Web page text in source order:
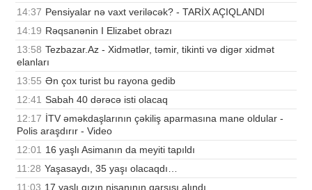
14:37 Pensiyalar nə vaxt veriləcək? - TARİX AÇIQLANDI
14:19 Rəqsanənin I Elizabet obrazı
13:58 Tezbazar.Az - Xidmətlər, təmir, tikinti və digər xidmət
elanları
13:55 Ən çox turist bu rayona gedib
12:41 Sabah 40 dərəcə isti olacaq
12:17 İTV əməkdaşlarının çəkiliş aparmasına mane oldular -
Polis araşdırır - Video
12:01 16 yaşlı Asimanın da meyiti tapıldı
11:28 Yaşasaydı, 35 yaşı olacaqdı…
11:03 17 yaşlı qızın nişanının qarşısı alındı